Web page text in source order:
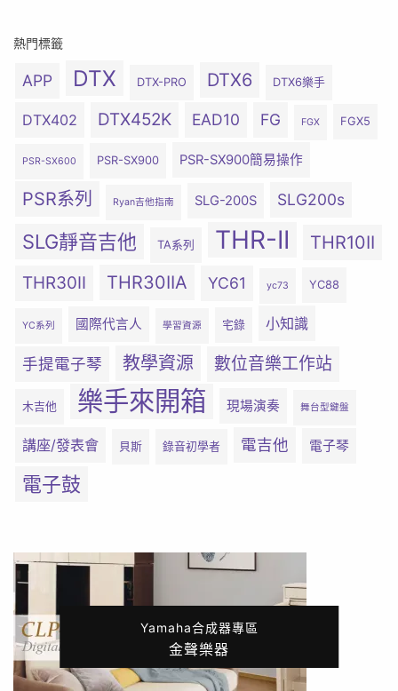
熱門標籤
APP DTX DTX-PRO DTX6 DTX6樂手
DTX402 DTX452K EAD10 FG FGX FGX5
PSR-SX600 PSR-SX900 PSR-SX900簡易操作
PSR系列 Ryan吉他指南 SLG-200S SLG200s
SLG靜音吉他 TA系列 THR-II THR10II
THR30II THR30IIA YC61 yc73 YC88
YC系列 國際代言人 學習資源 宅錄 小知識
手提電子琴 教學資源 數位音樂工作站
木吉他 樂手來開箱 現場演奏 舞台型鍵盤
講座/發表會 貝斯 錄音初學者 電吉他 電子琴
電子鼓
Yamaha合成器專區
金聲樂器